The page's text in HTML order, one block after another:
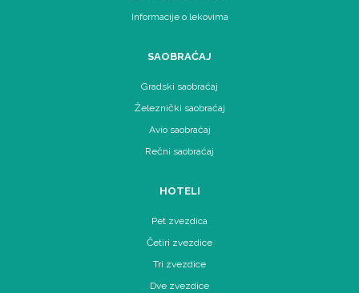
Informacije o lekovima
SAOBRAĆAJ
Gradski saobraćaj
Železnički saobraćaj
Avio saobraćaj
Rečni saobraćaj
HOTELI
Pet zvezdica
Četiri zvezdice
Tri zvezdice
Dve zvezdice